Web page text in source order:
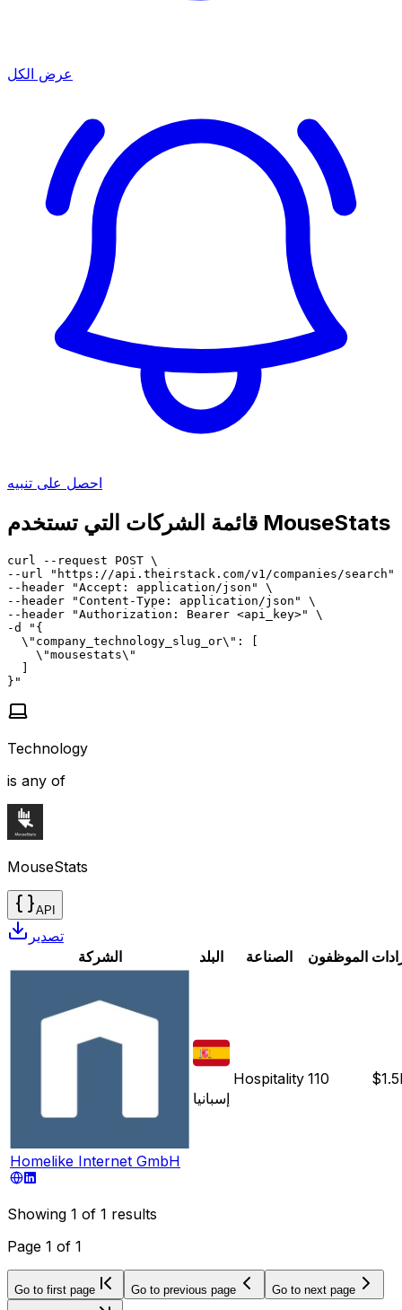
عرض الكل
احصل على تنبيه
قائمة الشركات التي تستخدم MouseStats
curl --request POST \
--url "https://api.theirstack.com/v1/companies/search"
--header "Accept: application/json" \
--header "Content-Type: application/json" \
--header "Authorization: Bearer <api_key>" \
-d "{
  \"company_technology_slug_or\": [
    \"mousestats\"
  ]
}"
Technology
is any of
MouseStats
API
تصدير
الشركة
البلد الصناعة الموظفون
Homelike Internet GmbH
إسبانيا
Hospitality 110
Showing 1 of 1 results
Page 1 of 1
Go to first page Go to previous page Go to next page